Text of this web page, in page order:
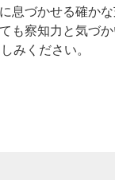
息づかせる確かな
も察知力と気づ
みください。